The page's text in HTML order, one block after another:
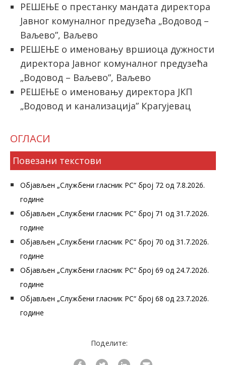
РЕШЕЊЕ о престанку мандата директора
Јавног комуналног предузећа „Водовод –
Ваљево”, Ваљево
РЕШЕЊЕ о именовању вршиоца дужности
директора Јавног комуналног предузећа
„Водовод – Ваљево”, Ваљево
РЕШЕЊЕ о именовању директора ЈКП
„Водовод и канализација” Крагујевац
ОГЛАСИ
Повезани текстови
Објављен „Службени гласник РС“ број 72 од 7.8.2026.
године
Објављен „Службени гласник РС“ број 71 од 31.7.2026.
године
Објављен „Службени гласник РС“ број 70 од 31.7.2026.
године
Објављен „Службени гласник РС“ број 69 од 24.7.2026.
године
Објављен „Службени гласник РС“ број 68 од 23.7.2026.
године
Поделите: